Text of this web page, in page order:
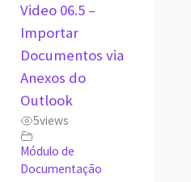
Video 06.5 –
Importar
Documentos via
Anexos do
Outlook
5views
Módulo de
Documentação